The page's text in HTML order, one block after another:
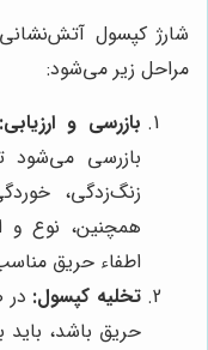
شارژ کپسول
مراحل زیر می‌شود:
بازرسی و ارزیابی:
بازرسی می‌شود
زنگ‌زدگی،
همچنین، نوع و
اطفاء حریق
تخلیه کپسول: در
حریق باشد، باید